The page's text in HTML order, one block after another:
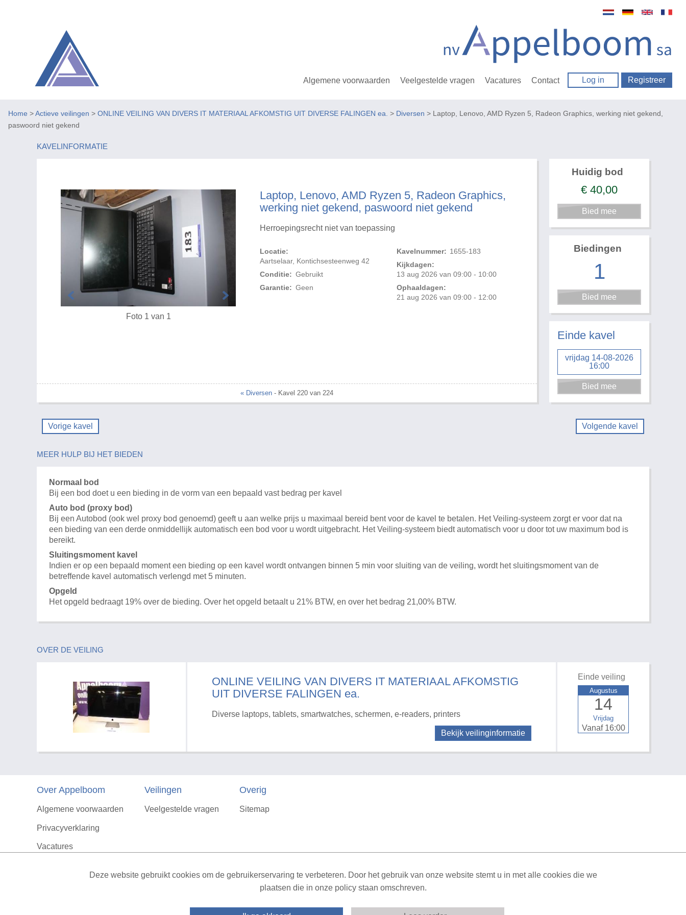
Algemene voorwaarden Veelgestelde vragen Vacatures Contact Log in Registreer
Home >Actieve veilingen > ONLINE VEILING VAN DIVERS IT MATERIAAL AFKOMSTIG UIT DIVERSE FALINGEN ea. > Diversen > Laptop, Lenovo, AMD Ryzen 5, Radeon Graphics, werking niet gekend,
paswoord niet gekend
KAVELINFORMATIE
Laptop, Lenovo, AMD Ryzen 5, Radeon Graphics,
werking niet gekend, paswoord niet gekend
Herroepingsrecht niet van toepassing
Locatie:
Aartselaar, Kontichsesteenweg 42
Conditie: Gebruikt
Garantie: Geen
Kavelnummer: 1655-183
Kijkdagen:
13 aug 2026 van 09:00 - 10:00
Ophaaldagen:
21 aug 2026 van 09:00 - 12:00
Foto 1 van 1
« Diversen - Kavel 220 van 224
Huidig bod
€ 40,00
Biedingen
1
Einde kavel
vrijdag 14-08-2026
16:00
Vorige kavel Volgende kavel
MEER HULP BIJ HET BIEDEN
Normaal bod
Bij een bod doet u een bieding in de vorm van een bepaald vast bedrag per kavel
Auto bod (proxy bod)
Bij een Autobod (ook wel proxy bod genoemd) geeft u aan welke prijs u maximaal bereid bent voor de kavel te betalen. Het Veiling-systeem zorgt er voor dat na
een bieding van een derde onmiddellijk automatisch een bod voor u wordt uitgebracht. Het Veiling-systeem biedt automatisch voor u door tot uw maximum bod is
bereikt.
Sluitingsmoment kavel
Indien er op een bepaald moment een bieding op een kavel wordt ontvangen binnen 5 min voor sluiting van de veiling, wordt het sluitingsmoment van de
betreffende kavel automatisch verlengd met 5 minuten.
Opgeld
Het opgeld bedraagt 19% over de bieding. Over het opgeld betaalt u 21% BTW, en over het bedrag 21,00% BTW.
OVER DE VEILING
ONLINE VEILING VAN DIVERS IT MATERIAAL AFKOMSTIG
UIT DIVERSE FALINGEN ea.
Diverse laptops, tablets, smartwatches, schermen, e-readers, printers
Bekijk veilinginformatie
Einde veiling
Vrijdag
14
Augustus
Vanaf 16:00
Over Appelboom
Algemene voorwaarden
Privacyverklaring
Vacatures
Veilingen
Veelgestelde vragen
Overig
Sitemap
Deze website gebruikt cookies om de gebruikerservaring te verbeteren. Door het gebruik van onze website stemt u in met alle cookies die we
plaatsen die in onze policy staan omschreven.